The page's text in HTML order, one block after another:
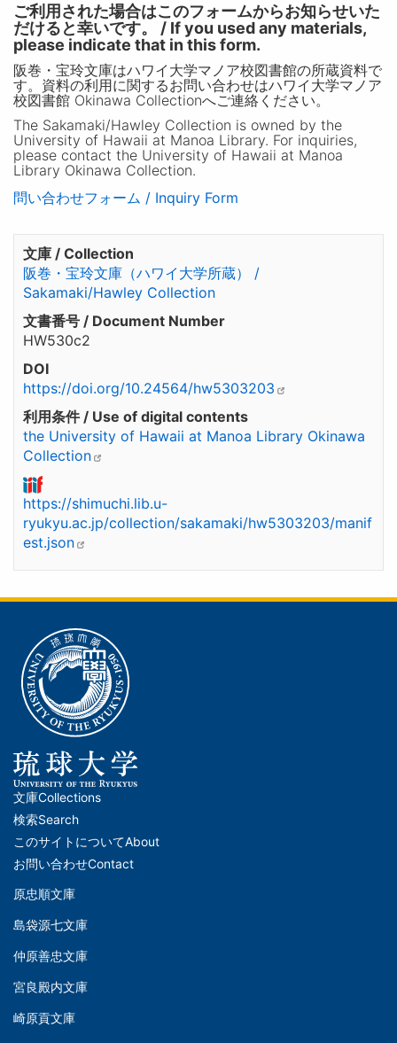
ご利用された場合はこのフォームからお知らせいた
だけると幸いです。 / If you used any materials,
please indicate that in this form.
阪巻・宝玲文庫はハワイ大学マノア校図書館の所蔵資料で
す。資料の利用に関するお問い合わせはハワイ大学マノア
校図書館 Okinawa Collectionへご連絡ください。
The Sakamaki/Hawley Collection is owned by the
University of Hawaii at Manoa Library. For inquiries,
please contact the University of Hawaii at Manoa
Library Okinawa Collection.
問い合わせフォーム / Inquiry Form
文庫 / Collection
阪巻・宝玲文庫（ハワイ大学所蔵） /
Sakamaki/Hawley Collection
文書番号 / Document Number
HW530c2
DOI
https://doi.org/10.24564/hw5303203
利用条件 / Use of digital contents
the University of Hawaii at Manoa Library Okinawa
Collection
https://shimuchi.lib.u-
ryukyu.ac.jp/collection/sakamaki/hw5303203/manif
est.json
メ
イ
ン
ナ
ビ
ー
シ
ョ
文庫Collections
検索Search
このサイトについてAbout
お問い合わせContact
文
(Left)
原忠順文庫
島袋源七文庫
仲原善忠文庫
文
宮良殿内文庫
崎原貢文庫